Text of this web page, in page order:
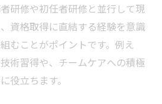
研修や初任者研修と並行して現
資格取得に直結する経験を意識
むことがポイントです。例え
術習得や、チームケアへの積極
役立ちます。